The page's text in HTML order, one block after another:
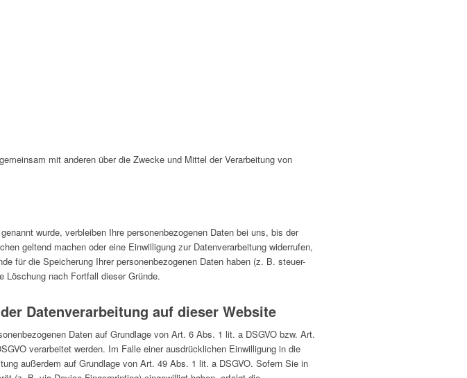
mit anderen über die Zwecke und Mittel der Verarbeitung von
wurde, verbleiben Ihre personenbezogenen Daten bei uns, bis der
geltend machen oder eine Einwilligung zur Datenverarbeitung widerrufen,
für die Speicherung Ihrer personenbezogenen Daten haben (z. B. steuer-
Löschung nach Fortfall dieser Gründe.
Datenverarbeitung auf dieser Website
Daten auf Grundlage von Art. 6 Abs. 1 lit. a DSGVO bzw. Art.
verarbeitet werden. Im Falle einer ausdrücklichen Einwilligung in die
außerdem auf Grundlage von Art. 49 Abs. 1 lit. a DSGVO. Sofern Sie in